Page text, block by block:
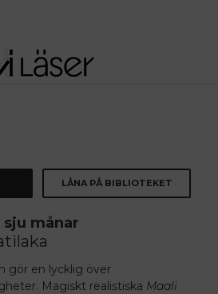
LÅNA PÅ BIBLIOTEKET
månar
gör en lycklig över
Magiskt realistiska Maali